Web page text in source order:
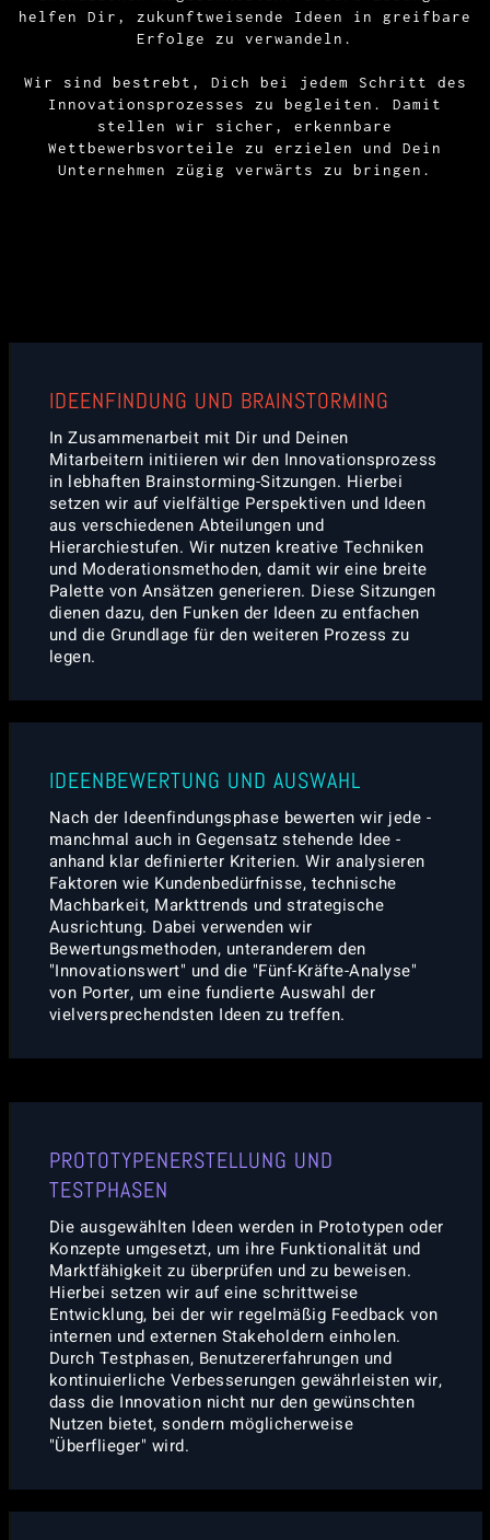
helfen Dir, zukunftweisende Ideen in greifbare
Erfolge zu verwandeln.
Wir sind bestrebt, Dich bei jedem Schritt des
Innovationsprozesses zu begleiten. Damit
stellen wir sicher, erkennbare
Wettbewerbsvorteile zu erzielen und Dein
Unternehmen zügig verwärts zu bringen.
IDEENFINDUNG UND BRAINSTORMING
In Zusammenarbeit mit Dir und Deinen
Mitarbeitern initiieren wir den Innovationsprozess
in lebhaften Brainstorming-Sitzungen. Hierbei
setzen wir auf vielfältige Perspektiven und Ideen
aus verschiedenen Abteilungen und
Hierarchiestufen. Wir nutzen kreative Techniken
und Moderationsmethoden, damit wir eine breite
Palette von Ansätzen generieren. Diese Sitzungen
dienen dazu, den Funken der Ideen zu entfachen
und die Grundlage für den weiteren Prozess zu
legen.
IDEENBEWERTUNG UND AUSWAHL
Nach der Ideenfindungsphase bewerten wir jede -
manchmal auch in Gegensatz stehende Idee -
anhand klar definierter Kriterien. Wir analysieren
Faktoren wie Kundenbedürfnisse, technische
Machbarkeit, Markttrends und strategische
Ausrichtung. Dabei verwenden wir
Bewertungsmethoden, unteranderem den
"Innovationswert" und die "Fünf-Kräfte-Analyse"
von Porter, um eine fundierte Auswahl der
vielversprechendsten Ideen zu treffen.
PROTOTYPENERSTELLUNG UND
TESTPHASEN
Die ausgewählten Ideen werden in Prototypen oder
Konzepte umgesetzt, um ihre Funktionalität und
Marktfähigkeit zu überprüfen und zu beweisen.
Hierbei setzen wir auf eine schrittweise
Entwicklung, bei der wir regelmäßig Feedback von
internen und externen Stakeholdern einholen.
Durch Testphasen, Benutzererfahrungen und
kontinuierliche Verbesserungen gewährleisten wir,
dass die Innovation nicht nur den gewünschten
Nutzen bietet, sondern möglicherweise
"Überflieger" wird.